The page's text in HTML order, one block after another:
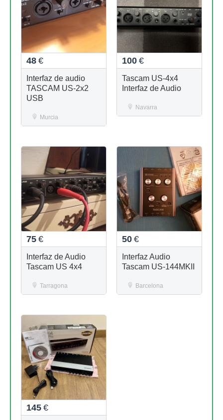
48 €
Interfaz de audio
TASCAM US-2x2
USB
Murcia
100 €
Tascam US-4x4
Interfaz de Audio
Navarra
75 €
Interfaz de Audio
Tascam US 4x4
Tarragona
50 €
Interfaz Audio
Tascam US-144MKII
Barcelona
145 €